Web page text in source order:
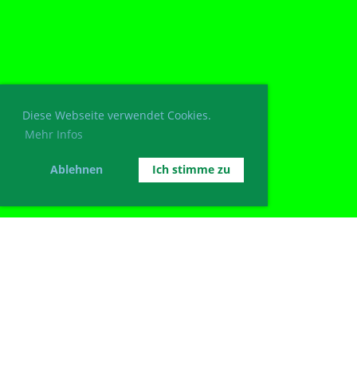
Diese Webseite verwendet Cookies.
Mehr Infos
Ablehnen Ich stimme zu